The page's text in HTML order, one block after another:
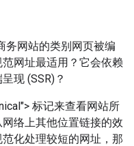
务网站的类别网页被编
网址最适用？它会依赖
现 (SSR)？
标记来查看网站所
络上其他位置链接的效
化处理较短的网址，那